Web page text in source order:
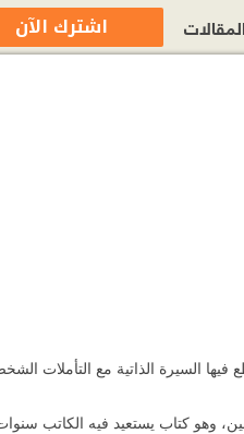
الذاتية مع التأملات
وهو كتاب يستعيد فيه الكاتب
المقالات اشترك الآن